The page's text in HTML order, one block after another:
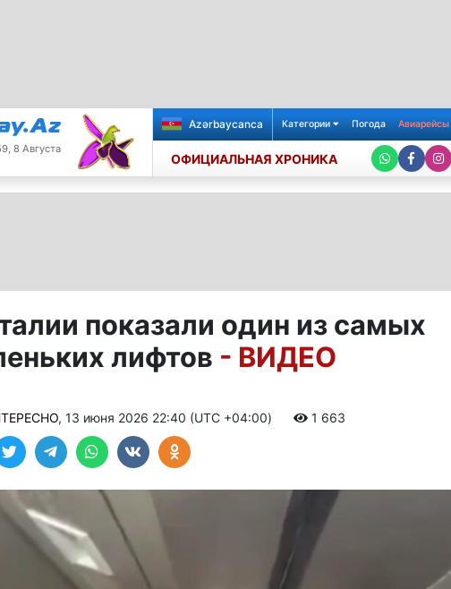
8 Августа
Azərbaycanca Категории Погода Авиарейсы
ОФИЦИАЛЬНАЯ ХРОНИКА
показали один из самых
лифтов - ВИДЕО
, 13 июня 2026 22:40 (UTC +04:00) 1 663